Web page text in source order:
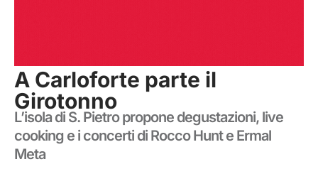
A Carloforte parte il
Girotonno
L’isola di S. Pietro propone degustazioni, live
cooking e i concerti di Rocco Hunt e Ermal
Meta